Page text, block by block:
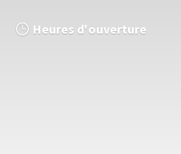
Heures d'ouverture